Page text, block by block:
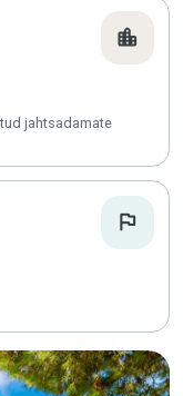
location_city
jahtsadamate
flag